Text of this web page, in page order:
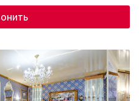
приготовленные, мясные
чай, сок, кофе и
сыров! Масса специй и
Не шумно.